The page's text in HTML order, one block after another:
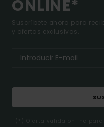
ONLINE*
Suscríbete ahora para
y ofertas exclusivas.
(*) Oferta valida online